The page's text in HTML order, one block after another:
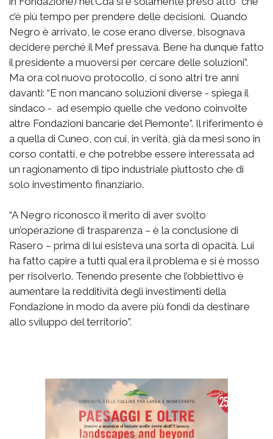
c’è più tempo per prendere delle decisioni. Quando
Negro è arrivato, le cose erano diverse, bisognava
decidere perché il Mef pressava. Bene ha dunque fatto
il presidente a muoversi per cercare delle soluzioni”.
Ma ora col nuovo protocollo, ci sono altri tre anni
davanti: “E non mancano soluzioni diverse - spiega il
sindaco - ad esempio quelle che vedono coinvolte
altre Fondazioni bancarie del Piemonte”. Il riferimento è
a quella di Cuneo, con cui, in verità, già da mesi sono in
corso contatti, e che potrebbe essere interessata ad
un ragionamento di tipo industriale piuttosto che di
solo investimento finanziario.
“A Negro riconosco il merito di aver svolto
un’operazione di trasparenza – è la conclusione di
Rasero – prima di lui esisteva una sorta di opacità. Lui
ha fatto capire a tutti qual era il problema e si è mosso
per risolverlo. Tenendo presente che l’obbiettivo è
aumentare la redditività degli investimenti della
Fondazione in modo da avere più fondi da destinare
allo sviluppo del territorio”.